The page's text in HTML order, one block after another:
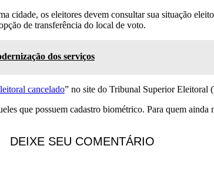
os eleitores devem consultar sua situação
de transferência do local de voto.
dos serviços
cancelado” no site do Tribunal Superior Eleitoral
que possuem cadastro biométrico. Para quem
DEIXE SEU COMENTÁRIO